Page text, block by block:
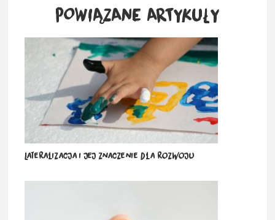
POWIĄZANE ARTYKUŁY
Lateralizacja i jej znaczenie dla rozwoju